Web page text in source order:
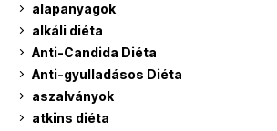
alapanyagok
alkáli diéta
Anti-Candida Diéta
Anti-gyulladásos Diéta
aszalványok
atkins diéta